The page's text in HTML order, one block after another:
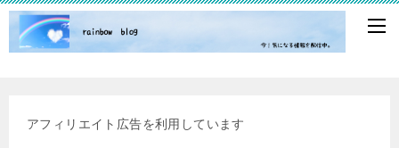
アフィリエイト広告を利用しています